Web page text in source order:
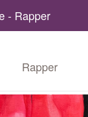
- Rapper
Rapper